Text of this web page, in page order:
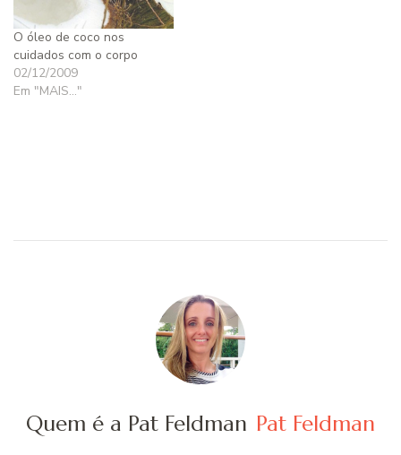
O óleo de coco nos
cuidados com o corpo
02/12/2009
Em "MAIS..."
Quem é a Pat Feldman Pat Feldman